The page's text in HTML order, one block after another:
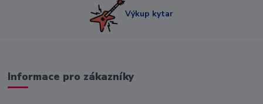
Výkup kytar
Informace pro zákazníky